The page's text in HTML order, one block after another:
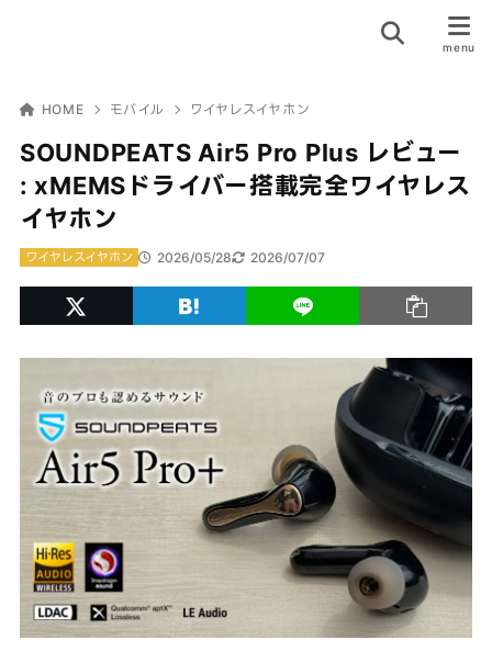
HOME モバイル ワイヤレスイヤホン
SOUNDPEATS Air5 Pro Plus レビュー
: xMEMSドライバー搭載完全ワイヤレス
イヤホン
2026/05/28 2026/07/07
ワイヤレスイヤホン